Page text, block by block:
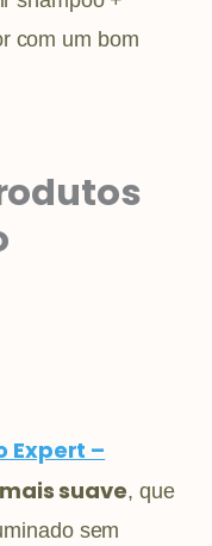
com um bom
Expert –
mais suave, que
sem